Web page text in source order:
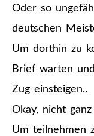
Oder so
deutschen
Um dorthin zu
Brief warten
Zug einsteigen..
Okay, nicht
Um teilnehmen